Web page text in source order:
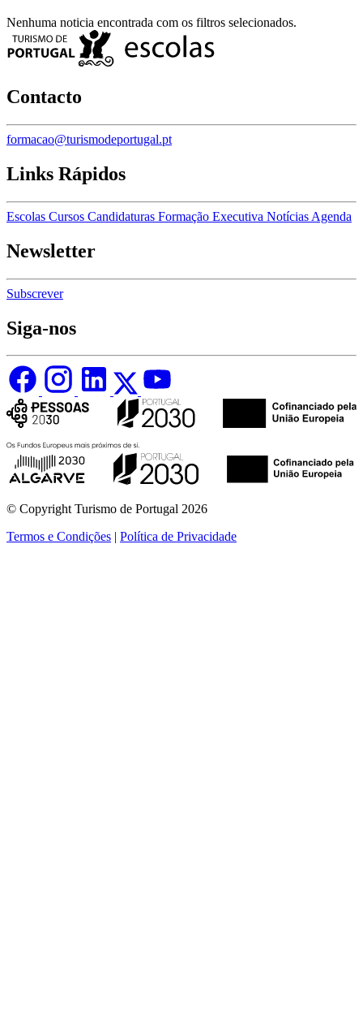
Nenhuma noticia encontrada com os filtros selecionados.
Contacto
formacao@turismodeportugal.pt
Links Rápidos
Escolas Cursos Candidaturas Formação Executiva Notícias Agenda
Newsletter
Subscrever
Siga-nos
© Copyright Turismo de Portugal 2026
Termos e Condições | Política de Privacidade